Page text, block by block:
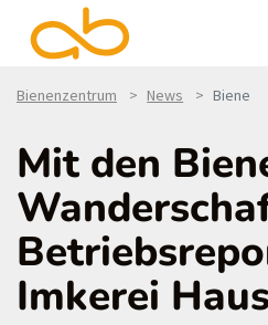
Bienenzentrum News Biene
Mit den
Imkerei